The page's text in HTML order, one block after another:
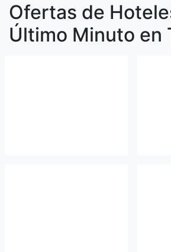
Ofertas de
Último Minuto en